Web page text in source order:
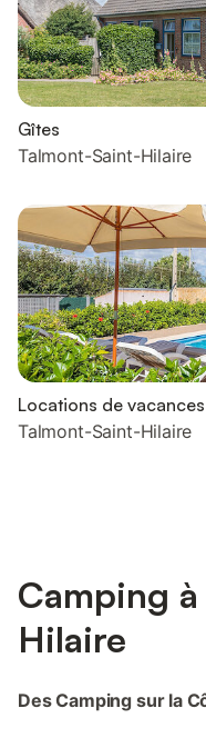
Gîtes
Talmont-Saint-Hilaire
Locations de vacances
Talmont-Saint-Hilaire
Camping
Hilaire
Des Camping sur la